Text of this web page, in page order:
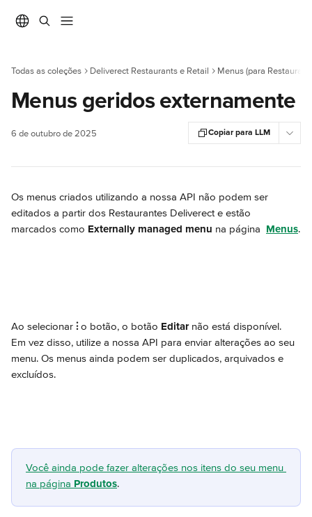
Todas as coleções Deliverect Restaurants e Retail Menus (para
Menus geridos externamente
6 de outubro de 2025 Copiar para LLM
Os menus criados utilizando a nossa API não podem ser
editados a partir dos Restaurantes Deliverect e estão
marcados como Externally managed menu na página Menus.
Ao selecionar ⫶ o botão, o botão Editar não está disponível.
Em vez disso, utilize a nossa API para enviar alterações ao seu
menu. Os menus ainda podem ser duplicados, arquivados e
excluídos.
Você ainda pode fazer alterações nos itens do seu menu
na página Produtos.